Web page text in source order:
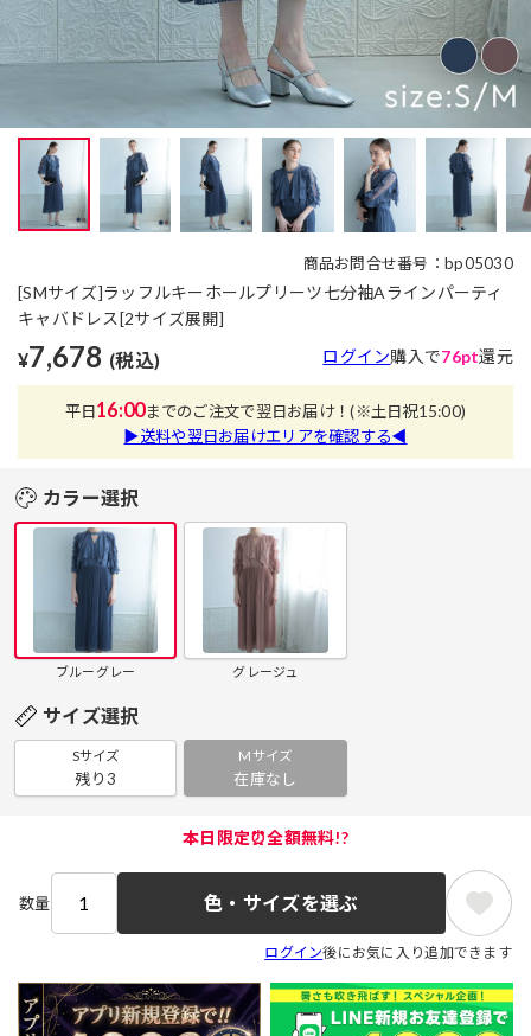
商品お問合せ番号：bp05030
[SMサイズ]ラッフルキーホールプリーツ七分袖Aラインパーティ
キャバドレス[2サイズ展開]
¥7,678 (税込) ログイン購入で76pt還元
平日16:00までのご注文で翌日お届け！(※土日祝15:00)
▶送料や翌日お届けエリアを確認する◀
カラー選択
ブルーグレー グレージュ
サイズ選択
Sサイズ
残り3
Mサイズ
在庫なし
本日限定⏰全額無料!?
数量 色・サイズを選ぶ
ログイン後にお気に入り追加できます